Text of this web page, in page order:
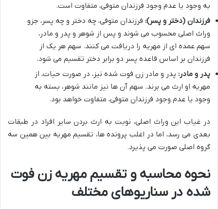
به وجود یا عدم وجود فرزندان متوفی، متفاوت است.
فرزندان (دختر و پسر): فرزندان متوفی، چه دختر و چه پسر، جزو
وراث اصلی محسوب می شوند و پس از شوهر و پدر و مادر،
سهم عمده ای از مهریه را دریافت می کنند. سهم هر یک از
فرزندان بر اساس قاعده پسر دو برابر دختر تقسیم می شود.
پدر و مادر: پدر و مادر زن فوت شده نیز، در صورت حیات، از
مهریه او ارث می برند. سهم آن ها نیز مانند شوهر، بسته به
وجود یا عدم وجود فرزندان متوفی، متفاوت خواهد بود.
در غیاب این وراث اصلی، نوبت به ارث بردن سایر افراد در طبقات
بعدی می رسد، اما در اغلب پرونده ها، تقسیم مهریه بین همین سه
گروه اصلی صورت می پذیرد.
نحوه محاسبه و تقسیم مهریه زن فوت
شده در سناریوهای مختلف